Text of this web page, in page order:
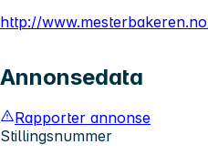
http://
Annonsedata
Rapporter annonse
Stillingsnummer